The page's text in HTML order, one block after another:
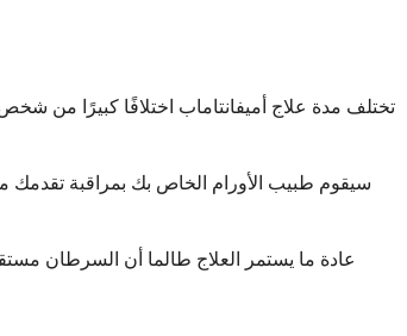
تختلف مدة علاج أميفانتاماب اختلافًا كبيرًا من
سيقوم طبيب الأورام الخاص بك بمراقبة تقدمك
عادة ما يستمر العلاج طالما أن السرطان